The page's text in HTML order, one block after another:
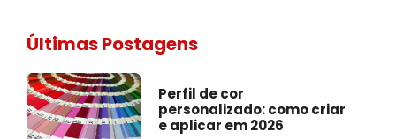
Últimas Postagens
Perfil de cor
personalizado: como criar
e aplicar em 2026